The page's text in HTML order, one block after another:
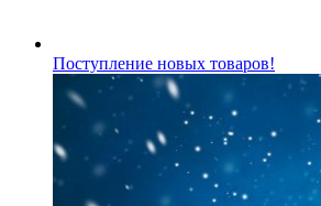
Поступление новых товаров!